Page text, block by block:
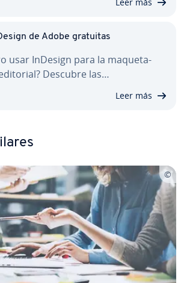
de Adobe gratuitas
usar InDesign para la ma­que­ta­
Descubre las…
Leer más